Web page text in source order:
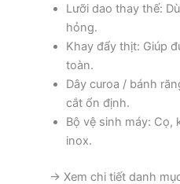
Lưỡi dao thay thế:
hỏng.
Khay đẩy thịt: Giúp
toàn.
Dây curoa / bánh
cắt ổn định.
Bộ vệ sinh máy: Cọ,
inox.
→ Xem chi tiết danh